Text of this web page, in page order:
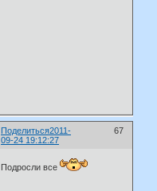
Поделиться 67
2011-
09-24 19:12:27
Подросли все